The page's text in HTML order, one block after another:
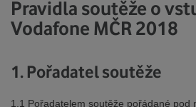
Pravidla soutěže o
Vodafone MČR 2018
1. Pořadatel soutěže
1.1 Pořadatelem soutěže pořádané pod